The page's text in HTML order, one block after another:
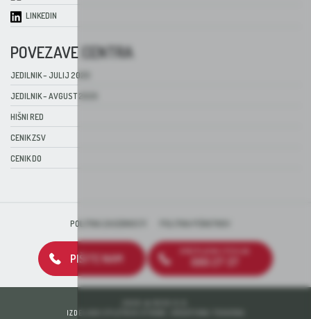
LINKEDIN
POVEZAVE CENTRA
JEDILNIK – JULIJ 2026
JEDILNIK – AVGUST 2026
HIŠNI RED
CENIK ZSV
CENIK DO
POLITIKA ZASEBNOSTI
PIŠITE NAM
IZDELAVA SPLETNIH STRANI: KREATIVNA TOVARNA